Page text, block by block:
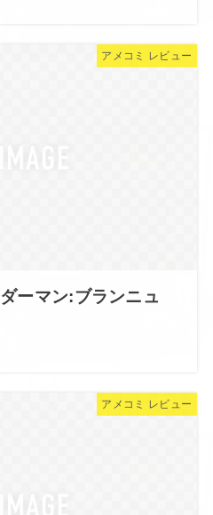
アメコミ レビュー
ーマン:ブランニュ
アメコミ レビュー